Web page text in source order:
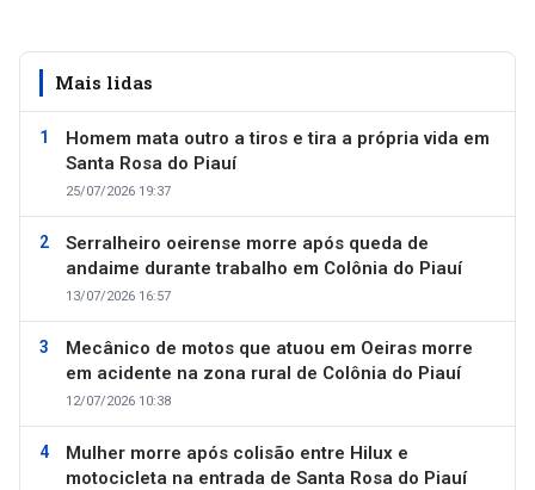
Mais lidas
Homem mata outro a tiros e tira a própria vida em
Santa Rosa do Piauí
25/07/2026 19:37
Serralheiro oeirense morre após queda de
andaime durante trabalho em Colônia do Piauí
13/07/2026 16:57
Mecânico de motos que atuou em Oeiras morre
em acidente na zona rural de Colônia do Piauí
12/07/2026 10:38
Mulher morre após colisão entre Hilux e
motocicleta na entrada de Santa Rosa do Piauí